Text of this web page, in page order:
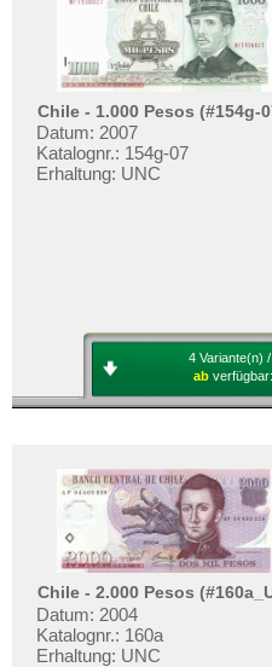
Chile - 1.000 Pesos (#154g-
Datum: 2007
Katalognr.: 154g-07
Erhaltung: UNC
4 Variante(n)
ab verfügbar:
Chile - 2.000 Pesos
Datum: 2004
Katalognr.: 160a
Erhaltung: UNC